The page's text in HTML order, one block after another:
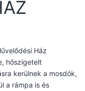
Ház
hőszigetelt
kerülnek a mosdók,
a rámpa is és